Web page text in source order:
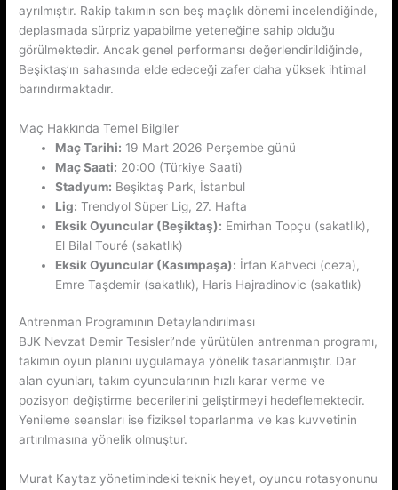
ayrılmıştır. Rakip takımın son beş maçlık dönemi incelendiğinde,
deplasmada sürpriz yapabilme yeteneğine sahip olduğu
görülmektedir. Ancak genel performansı değerlendirildiğinde,
Beşiktaş’ın sahasında elde edeceği zafer daha yüksek ihtimal
barındırmaktadır.
Maç Hakkında Temel Bilgiler
Maç Tarihi: 19 Mart 2026 Perşembe günü
Maç Saati: 20:00 (Türkiye Saati)
Stadyum: Beşiktaş Park, İstanbul
Lig: Trendyol Süper Lig, 27. Hafta
Eksik Oyuncular (Beşiktaş): Emirhan Topçu (sakatlık),
El Bilal Touré (sakatlık)
Eksik Oyuncular (Kasımpaşa): İrfan Kahveci (ceza),
Emre Taşdemir (sakatlık), Haris Hajradinovic (sakatlık)
Antrenman Programının Detaylandırılması
BJK Nevzat Demir Tesisleri’nde yürütülen antrenman programı,
takımın oyun planını uygulamaya yönelik tasarlanmıştır. Dar
alan oyunları, takım oyuncularının hızlı karar verme ve
pozisyon değiştirme becerilerini geliştirmeyi hedeflemektedir.
Yenileme seansları ise fiziksel toparlanma ve kas kuvvetinin
artırılmasına yönelik olmuştur.
Murat Kaytaz yönetimindeki teknik heyet, oyuncu rotasyonunu